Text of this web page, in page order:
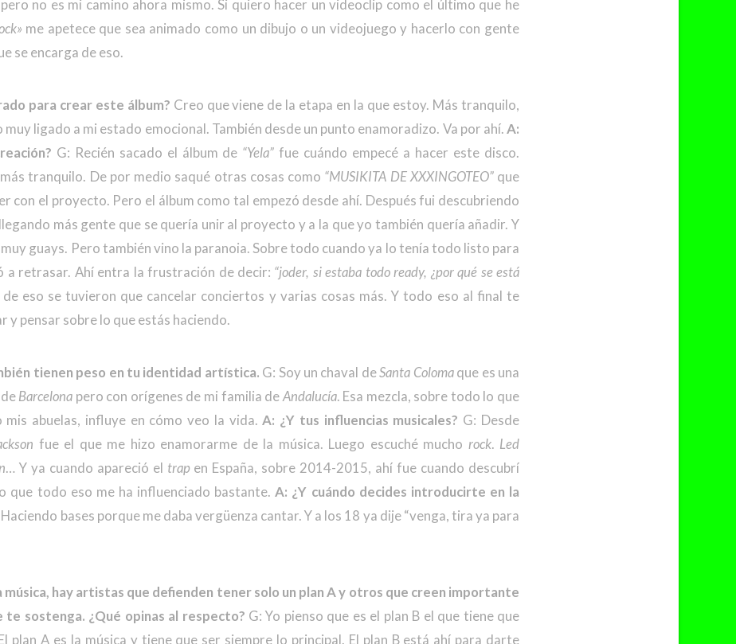
no es mi camino ahora mismo. Si quiero hacer un videoclip como el último que he
me apetece que sea animado como un dibujo o un videojuego y hacerlo con gente
se encarga de eso.
para crear este álbum? Creo que viene de la etapa en la que estoy. Más tranquilo,
muy ligado a mi estado emocional. También desde un punto enamoradizo. Va por ahí.A:
G: Recién sacado el álbum de “Yela”fue cuándo empecé a hacer este disco.
tranquilo. De por medio saqué otras cosas como “MUSIKITA DE XXXINGOTEO”que
con el proyecto. Pero el álbum como tal empezó desde ahí. Después fui descubriendo
más gente que se quería unir al proyecto y a la que yo también quería añadir. Y
guays. Pero también vino la paranoia. Sobre todo cuando ya lo tenía todo listo para
a retrasar. Ahí entra la frustración de decir: “joder, si estaba todo ready, ¿por qué se está
eso se tuvieron que cancelar conciertos y varias cosas más. Y todo eso al final te
y pensar sobre lo que estás haciendo.
tienen peso en tu identidad artística. G: Soy un chaval deSanta Colomaque es una
Barcelona pero con orígenes de mi familia deAndalucía. Esa mezcla, sobre todo lo que
mis abuelas, influye en cómo veo la vida.A: ¿Y tus influencias musicales? G: Desde
fue el que me hizo enamorarme de la música. Luego escuché mucho rock. Led
… Y ya cuando apareció el trap en España, sobre 2014-2015, ahí fue cuando descubrí
que todo eso me ha influenciado bastante.A: ¿Y cuándo decides introducirte en la
bases porque me daba vergüenza cantar. Y a los 18 ya dije “venga, tira ya para
música, hay artistas que defienden tener solo un plan A y otros que creen importante
te sostenga. ¿Qué opinas al respecto? G: Yo pienso que es el plan B el que tiene que
plan A es la música y tiene que ser siempre lo principal. El plan B está ahí para darte